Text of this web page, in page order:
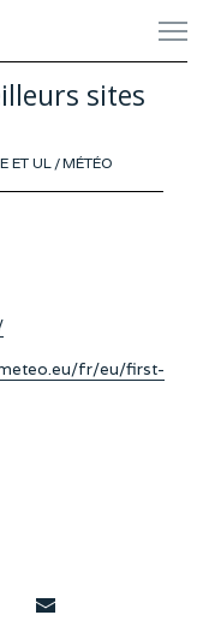
sites
ET UL /MÉTÉO
fr/eu/first-